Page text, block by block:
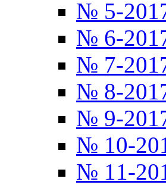
№ 5-
№ 6-
№ 7-
№ 8-
№ 9-
№ 10-
№ 11-